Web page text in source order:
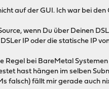
auf der GUI. Ich war bei den
wenn Du über Deinen
IP oder die statische IP
Regel bei BareMetal
hast hängen im selben
falsch) fällt mir gerade auch